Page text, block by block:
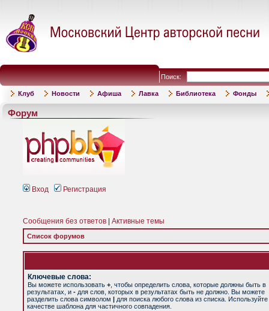
Поиск:
Клуб Новости Афиша Лавка Библиотека Фонды
Форум
Вход Регистрация
Сообщения без ответов Активные темы
Список форумов
Ключевые слова:
Вы можете использовать + , чтобы определить слова, которые должны быть в
результатах, и - для слов, которых в результатах быть не должно. Вы можете
разделить слова символом | для поиска любого слова из списка. Используйте
качестве шаблона для частичного совпадения.